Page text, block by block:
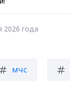
2026 года
мчс